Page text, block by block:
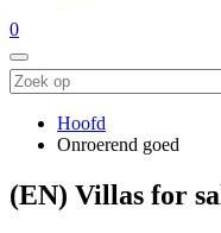
0
Hoofd
Onroerend goed
(EN) Villas for